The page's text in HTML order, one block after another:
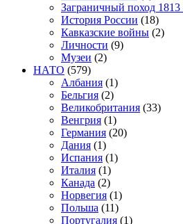
Заграничный поход
История России (18)
Кавказские войны (2)
Личности (9)
Музеи (2)
НАТО (579)
Албания (1)
Бельгия (2)
Великобритания (33)
Венгрия (1)
Германия (20)
Дания (1)
Испания (1)
Италия (1)
Канада (2)
Норвегия (1)
Польша (11)
Португалия (1)